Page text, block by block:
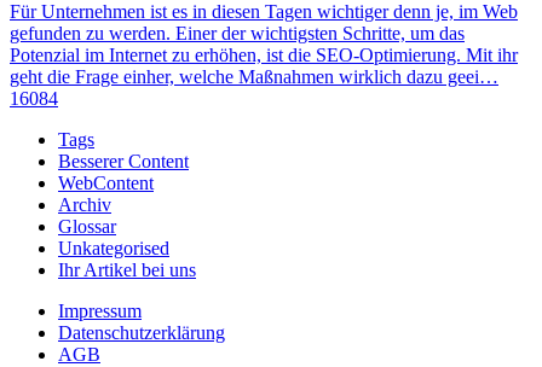
Für Unternehmen ist es in diesen Tagen wichtiger denn je, im Web
gefunden zu werden. Einer der wichtigsten Schritte, um das
Potenzial im Internet zu erhöhen, ist die SEO-Optimierung. Mit ihr
geht die Frage einher, welche Maßnahmen wirklich dazu geei…
16084
Tags
Besserer Content
WebContent
Archiv
Glossar
Unkategorised
Ihr Artikel bei uns
Impressum
Datenschutzerklärung
AGB